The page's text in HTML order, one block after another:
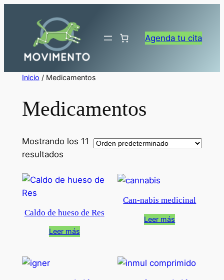
contenido
Agenda tu cita
Inicio / Medicamentos
Medicamentos
Mostrando los 11
resultados
Caldo de hueso de Res
Leer más
Can-nabis medicinal
Leer más